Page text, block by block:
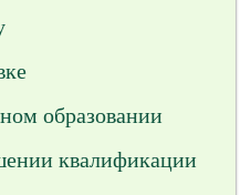
образовании
квалификации